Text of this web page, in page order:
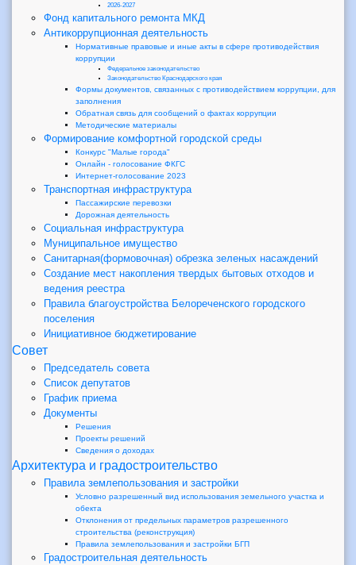
2026-2027
Фонд капитального ремонта МКД
Антикоррупционная деятельность
Нормативные правовые и иные акты в сфере противодействия
коррупции
Федеральное законодательство
Законодательство Краснодарского края
Формы документов, связанных с противодействием коррупции, для
заполнения
Обратная связь для сообщений о фактах коррупции
Методические материалы
Формирование комфортной городской среды
Конкурс "Малые города"
Онлайн - голосование ФКГС
Интернет-голосование 2023
Транспортная инфраструктура
Пассажирские перевозки
Дорожная деятельность
Социальная инфраструктура
Муниципальное имущество
Санитарная(формовочная) обрезка зеленых насаждений
Создание мест накопления твердых бытовых отходов и
ведения реестра
Правила благоустройства Белореченского городского
поселения
Инициативное бюджетирование
Совет
Председатель совета
Список депутатов
График приема
Документы
Решения
Проекты решений
Сведения о доходах
Архитектура и градостроительство
Правила землепользования и застройки
Условно разрешенный вид использования земельного участка и
обекта
Отклонения от предельных параметров разрешенного
строительства (реконструкция)
Правила землепользования и застройки БГП
Градостроительная деятельность